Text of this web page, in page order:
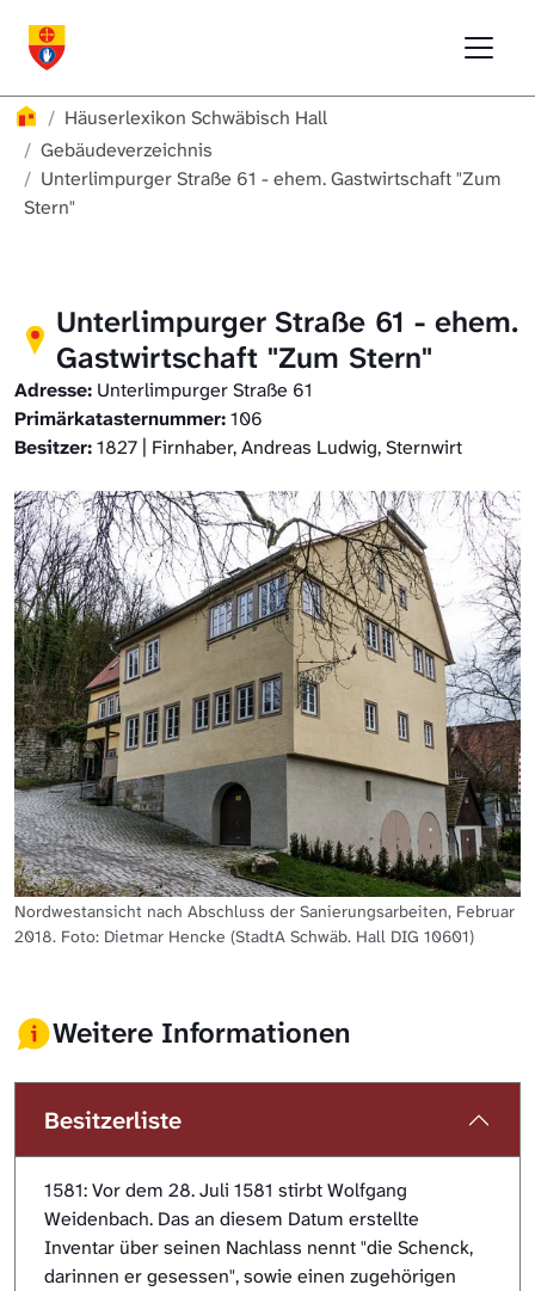
Häuserlexikon
Häuserlexikon Schwäbisch Hall
Gebäudeverzeichnis
Unterlimpurger Straße 61 - ehem. Gastwirtschaft "Zum
Stern"
Unterlimpurger Straße 61 - ehem.
Gastwirtschaft "Zum Stern"
Adresse: Unterlimpurger Straße 61
Primärkatasternummer:106
Besitzer:1827 | Firnhaber, Andreas Ludwig, Sternwirt
Nordwestansicht nach Abschluss der Sanierungsarbeiten, Februar
2018. Foto: Dietmar Hencke (StadtA Schwäb. Hall DIG 10601)
Weitere Informationen
Besitzerliste
1581: Vor dem 28. Juli 1581 stirbt Wolfgang
Weidenbach. Das an diesem Datum erstellte
Inventar über seinen Nachlass nennt "die Schenck,
darinnen er gesessen", sowie einen zugehörigen
Häuserlexikon Steinbach